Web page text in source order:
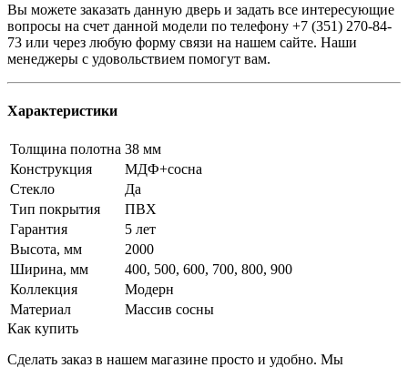
Вы можете заказать данную дверь и задать все интересующие
вопросы на счет данной модели по телефону +7 (351) 270-84-
73 или через любую форму связи на нашем сайте. Наши
менеджеры с удовольствием помогут вам.
Характеристики
Толщина полотна 38 мм
Конструкция
МДФ+сосна
Стекло
Да
Тип покрытия
ПВХ
Гарантия
5 лет
Высота, мм
2000
Ширина, мм
400, 500, 600, 700, 800, 900
Коллекция
Модерн
Материал
Массив сосны
Как купить
Сделать заказ в нашем магазине просто и удобно. Мы